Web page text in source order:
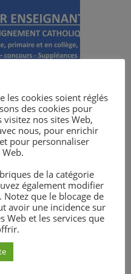
les cookies soient réglés
des cookies pour
nos sites Web,
nous, pour enrichir
pour personnaliser
de la catégorie
également modifier
Notez que le blocage de
avoir une incidence sur
Web et les services que